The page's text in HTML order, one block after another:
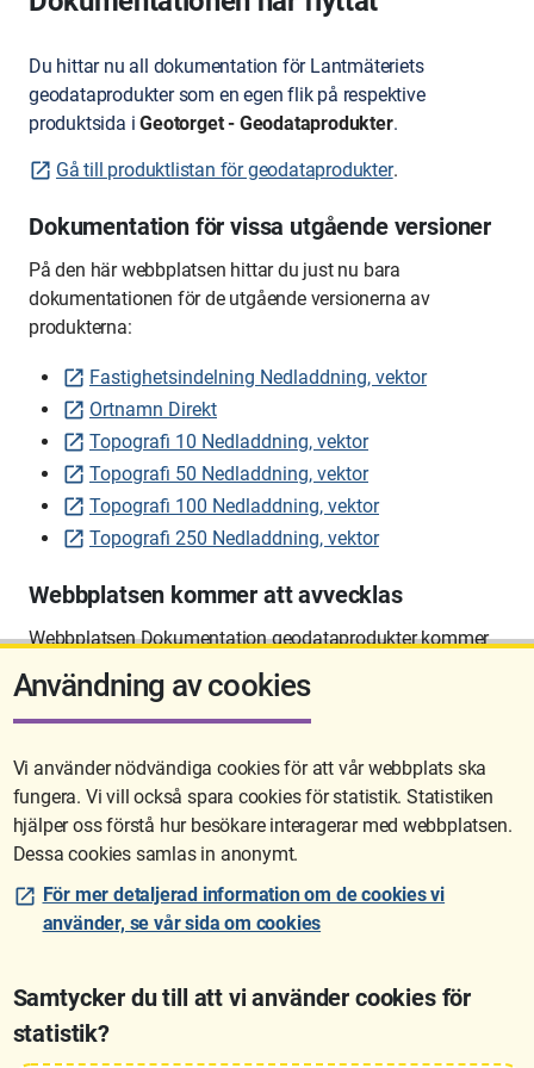
Du hittar nu all dokumentation för Lantmäteriets
geodataprodukter som en egen flik på respektive
produktsida i Geotorget - Geodataprodukter.
Gå till produktlistan för geodataprodukter.
Dokumentation för vissa utgående versioner
På den här webbplatsen hittar du just nu bara
dokumentationen för de utgående versionerna av
produkterna:
Fastighetsindelning Nedladdning, vektor
Ortnamn Direkt
Topografi 10 Nedladdning, vektor
Topografi 50 Nedladdning, vektor
Topografi 100 Nedladdning, vektor
Topografi 250 Nedladdning, vektor
Webbplatsen kommer att avvecklas
Webbplatsen Dokumentation geodataprodukter kommer
att avvecklas på sikt.
Sidan uppdaterades senast: 2026-06-10 12:58
Användning av cookies
Vi använder nödvändiga cookies för att vår webbplats ska
fungera. Vi vill också spara cookies för statistik. Statistiken
hjälper oss förstå hur besökare interagerar med webbplatsen.
Dessa cookies samlas in anonymt.
För mer detaljerad information om de cookies vi
använder, se vår sida om cookies
Samtycker du till att vi använder cookies för
statistik?
Lantmäteriet är den myndighet som kartlägger Sverige. Till våra